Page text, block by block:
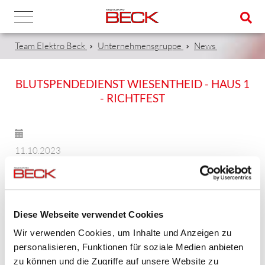
Diese Webseite verwendet Cookies
Wir verwenden Cookies, um Inhalte und Anzeigen zu
personalisieren, Funktionen für soziale Medien anbieten
zu können und die Zugriffe auf unsere Website zu
Team Elektro Beck Unternehmensgruppe News
BLUTSPENDEDIENST WIESENTHEID - HAUS 1
- RICHTFEST
11.10.2023
Heute wurde mit dem Richtfest beim Blutspendedienst
Wiesentheid (BSD) - Haus 1 - der Richtspruch
"eingeschworen"!
Bei herrlichem Wetter sowie einer üppigen Mahlzeit, wurde